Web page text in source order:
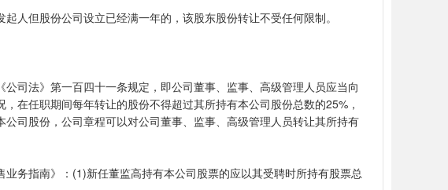
人但股份公司设立已经满一年的，该股东股份转让不受任何限制。
司法》第一百四十一条规定，即公司董事、监事、高级管理人员应当向
在任职期间每年转让的股份不得超过其所持有本公司股份总数的25%，
司股份，公司章程可以对公司董事、监事、高级管理人员转让其所持有
务指南》：(1)新任董监高持有本公司股票的应以其受聘时所持有股票总